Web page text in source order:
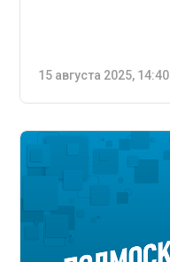
15 августа 2025, 14:40